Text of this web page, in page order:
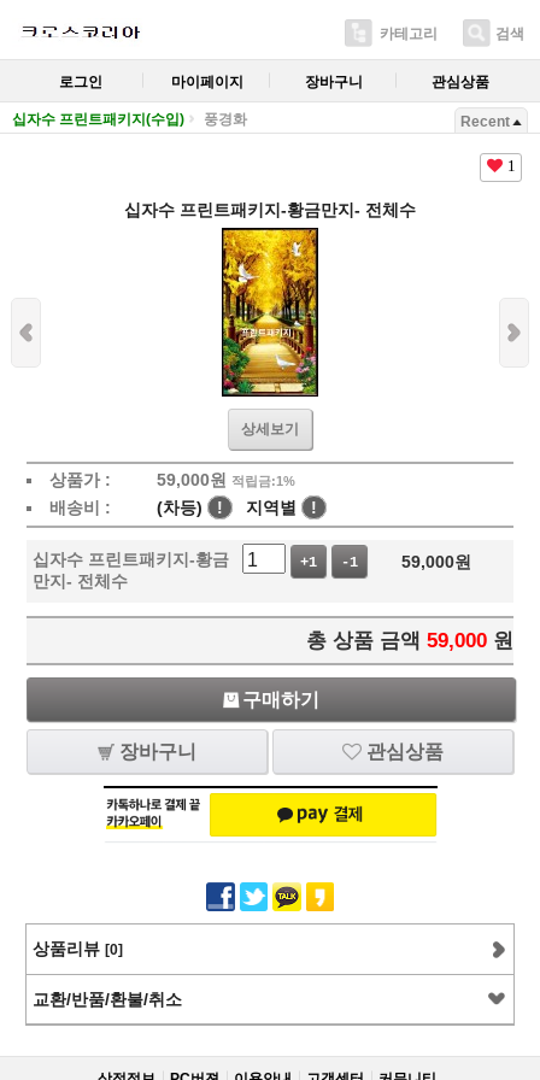
카테고리 검색
로그인 마이페이지 장바구니 관심상품
십자수 프린트패키지(수입) 풍경화 Recent
1
십자수 프린트패키지-황금만지- 전체수
상세보기
상품가 : 59,000원 적립금:1%
배송비 : (차등) ! 지역별 !
십자수 프린트패키지-황금
만지- 전체수
+1 -1 59,000원
총 상품 금액 59,000 원
구매하기
장바구니 관심상품
상품리뷰 [0]
교환/반품/환불/취소